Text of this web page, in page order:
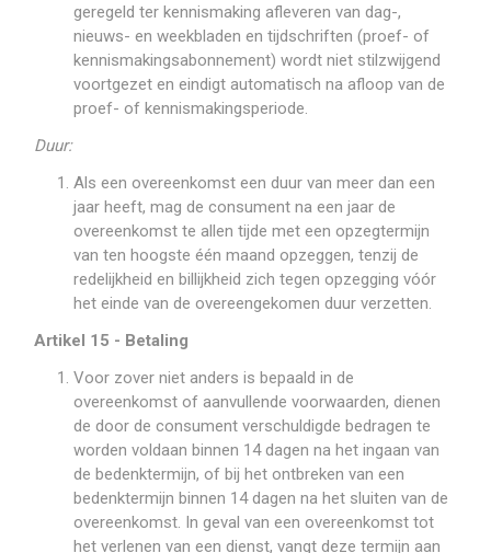
geregeld ter kennismaking afleveren van dag-,
nieuws- en weekbladen en tijdschriften (proef- of
kennismakingsabonnement) wordt niet stilzwijgend
voortgezet en eindigt automatisch na afloop van de
proef- of kennismakingsperiode.
Duur:
Als een overeenkomst een duur van meer dan een
jaar heeft, mag de consument na een jaar de
overeenkomst te allen tijde met een opzegtermijn
van ten hoogste één maand opzeggen, tenzij de
redelijkheid en billijkheid zich tegen opzegging vóór
het einde van de overeengekomen duur verzetten.
Artikel 15 - Betaling
Voor zover niet anders is bepaald in de
overeenkomst of aanvullende voorwaarden, dienen
de door de consument verschuldigde bedragen te
worden voldaan binnen 14 dagen na het ingaan van
de bedenktermijn, of bij het ontbreken van een
bedenktermijn binnen 14 dagen na het sluiten van de
overeenkomst. In geval van een overeenkomst tot
het verlenen van een dienst, vangt deze termijn aan